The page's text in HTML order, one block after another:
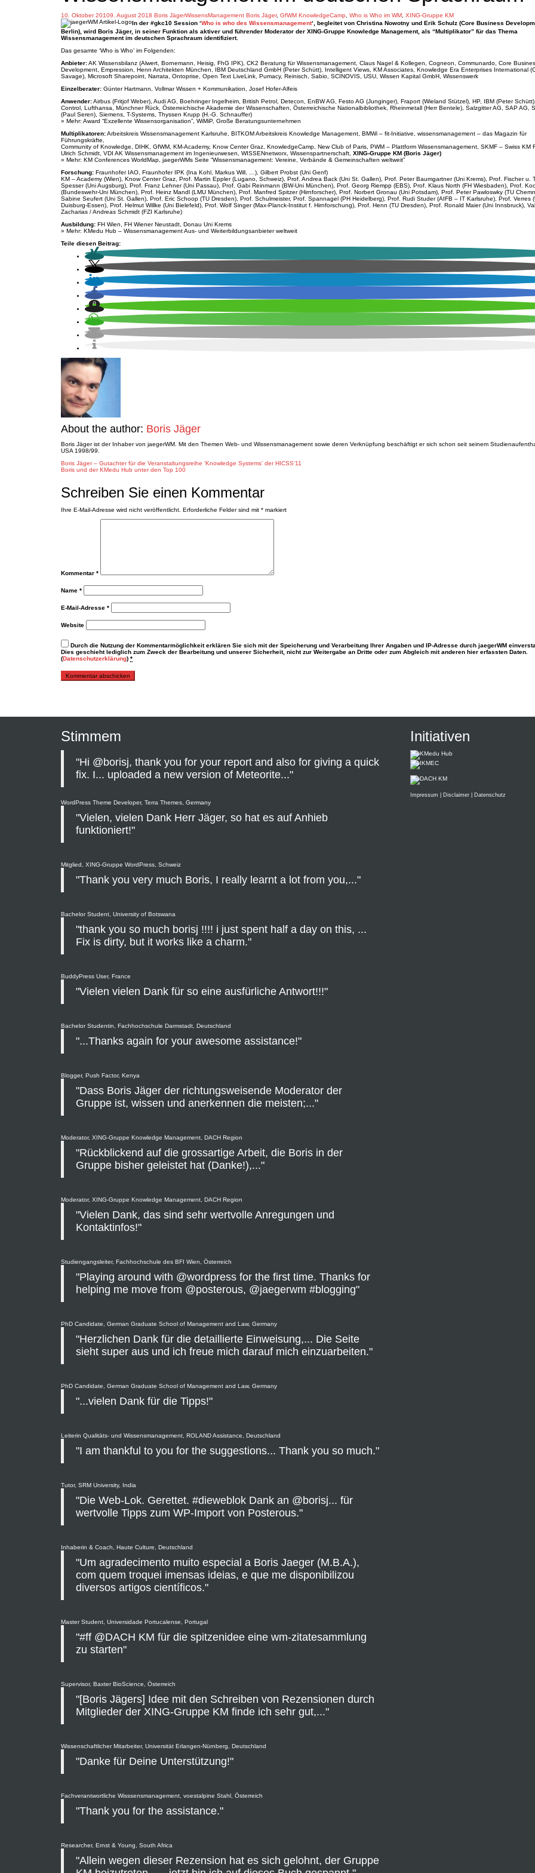
10. Oktober 20109. August 2018 Boris JägerWissensManagement Boris Jäger, GfWM KnowledgeCamp Who is Who im WM XING-Gruppe KM
In der #gkc10 Session ‘Who is who des Wissensmanagement‘, begleitet von Christina Nowotny und Erik Schulz (Core Business
Berlin), wird Boris Jäger, in seiner Funktion als aktiver und führender Moderator der XING-Gruppe Knowledge Management, als “Multiplikator” für das Thema
Wissensmanagement im deutschen Sprachraum identifiziert.
Das gesamte ‘Who is Who’ im Folgenden:
Anbieter:AK Wissensbilanz (Alwert, Bornemann, Heisig, FhG IPK), CK2 Beratung für Wissensmanagement, Claus Nagel & Kollegen, Cogneon, Communardo, Core
Development, Empression, Henn Architekten München, IBM Deutschland GmbH (Peter Schütt), Intelligent Views, KM Associates, Knowledge Era Enterprises International
Savage), Microsoft Sharepoint, Narrata, Ontoprise, Open Text LiveLink, Pumacy, Reinisch, Sabio, SCINOVIS, USU, Wissen Kapital GmbH, Wissenswerk
Einzelberater: Günter Hartmann, Vollmar Wissen + Kommunikation, Josef Hofer-Alfeis
Anwender:Airbus (Fritjof Weber), Audi AG, Boehringer Ingelheim, British Petrol, Detecon, EnBW AG, Festo AG (Junginger), Fraport (Wieland Stützel), HP, IBM (Peter
Control, Lufthansa, Münchner Rück, Österreichische Akademie der Wissenschaften, Österreichische Nationalbibliothek, Rheinmetall (Herr Bentele), Salzgitter AG, SAP AG,
(Paul Seren), Siemens, T-Systems, Thyssen Krupp (H.-G. Schnauffer)
» Mehr: Award “Exzellente Wissensorganisation”, WiMiP, Große Beratungsunternehmen
Multiplikatoren:Arbeitskreis Wissensmanagement Karlsruhe, BITKOM Arbeitskreis Knowledge Management, BMWi – fit-Initiative, wissensmanagement – das Magazin für
Führungskräfte,
Community of Knowledge, DIHK, GfWM, KM-Academy, Know Center Graz, KnowledgeCamp, New Club of Paris, PWM – Plattform Wissensmanagement, SKMF – Swiss KM
Ulrich Schmidt, VDI AK Wissensmanagement im Ingenieurwesen, WISSENnetworx, Wissenspartnerschaft, XING-Gruppe KM (Boris Jäger)
» Mehr: KM Conferences WorldMap, jaegerWMs Seite “Wissensmanagement: Vereine, Verbände & Gemeinschaften weltweit”
Forschung: Fraunhofer IAO, Fraunhofer IPK (Ina Kohl, Markus Will, …), Gilbert Probst (Uni Genf)
KM – Academy (Wien), Know Center Graz, Prof. Martin Eppler (Lugano, Schweiz), Prof. Andrea Back (Uni St. Gallen), Prof. Peter Baumgartner (Uni Krems), Prof. Fischer u.
Spesser (Uni Augsburg), Prof. Franz Lehner (Uni Passau), Prof. Gabi Reinmann (BW-Uni München), Prof. Georg Riempp (EBS), Prof. Klaus North (FH Wiesbaden), Prof.
(Bundeswehr-Uni München), Prof. Heinz Mandl (LMU München), Prof. Manfred Spitzer (Hirnforscher), Prof. Norbert Gronau (Uni Potsdam), Prof. Peter Pawloswky (TU
Sabine Seufert (Uni St. Gallen), Prof. Eric Schoop (TU Dresden), Prof. Schulmeister, Prof. Spannagel (PH Heidelberg), Prof. Rudi Studer (AIFB – IT Karlsruhe), Prof. Verres
Duisburg-Essen), Prof. Helmut Willke (Uni Bielefeld), Prof. Wolf Singer (Max-Planck-Institut f. Hirnforschung), Prof. Henn (TU Dresden), Prof. Ronald Maier (Uni Innsbruck),
Zacharias / Andreas Schmidt (FZI Karlsruhe)
Ausbildung: FH Wien, FH Wiener Neustadt, Donau Uni Krems
» Mehr: KMedu Hub – Wissensmanagement Aus- und Weiterbildungsanbieter weltweit
Teile diesen Beitrag:
About the author: Boris Jäger
Boris Jäger ist der Inhaber von jaegerWM. Mit den Themen Web- und Wissensmanagement sowie deren Verknüpfung beschäftigt er sich schon seit seinem
USA 1998/99.
Post
navigation
Boris Jäger – Gutachter für die Veranstaltungsreihe ‘Knowledge Systems’ der HICSS’11
Boris und der KMedu Hub unter den Top 100
Schreiben Sie einen Kommentar
Ihre E-Mail-Adresse wird nicht veröffentlicht. Erforderliche Felder sind mit * markiert
Kommentar *
Name *
E-Mail-Adresse *
Website
Durch die Nutzung der Kommentarmöglichkeit erklären Sie sich mit der Speicherung und Verarbeitung Ihrer Angaben und IP-Adresse durch jaegerWM
Dies geschieht lediglich zum Zweck der Bearbeitung und unserer Sicherheit, nicht zur Weitergabe an Dritte oder zum Abgleich mit anderen hier erfassten Daten.
(Datenschutzerklärung) *
Stimmem
"Hi @borisj, thank you for your report and also for giving a quick
fix. I... uploaded a new version of Meteorite..."
WordPress Theme Developer, Terra Themes, Germany
"Vielen, vielen Dank Herr Jäger, so hat es auf Anhieb
funktioniert!"
Mitglied, XING-Gruppe WordPress, Schweiz
"Thank you very much Boris, I really learnt a lot from you,..."
Bachelor Student, University of Botswana
"thank you so much borisj !!!! i just spent half a day on this, ...
Fix is dirty, but it works like a charm."
BuddyPress User, France
"Vielen vielen Dank für so eine ausfürliche Antwort!!!"
Bachelor Studentin, Fachhochschule Darmstadt, Deutschland
"...Thanks again for your awesome assistance!"
Blogger, Push Factor, Kenya
"Dass Boris Jäger der richtungsweisende Moderator der
Gruppe ist, wissen und anerkennen die meisten;..."
Moderator, XING-Gruppe Knowledge Management, DACH Region
"Rückblickend auf die grossartige Arbeit, die Boris in der
Gruppe bisher geleistet hat (Danke!),..."
Moderator, XING-Gruppe Knowledge Management, DACH Region
"Vielen Dank, das sind sehr wertvolle Anregungen und
Kontaktinfos!"
Studiengangsleiter, Fachhochschule des BFI Wien, Österreich
"Playing around with @wordpress for the first time. Thanks for
helping me move from @posterous, @jaegerwm #blogging"
PhD Candidate, German Graduate School of Management and Law, Germany
"Herzlichen Dank für die detaillierte Einweisung,... Die Seite
sieht super aus und ich freue mich darauf mich einzuarbeiten."
PhD Candidate, German Graduate School of Management and Law, Germany
"...vielen Dank für die Tipps!"
Leiterin Qualitäts- und Wissensmanagement, ROLAND Assistance, Deutschland
"I am thankful to you for the suggestions... Thank you so much."
Tutor, SRM University, India
"Die Web-Lok. Gerettet. #dieweblok Dank an @borisj... für
wertvolle Tipps zum WP-Import von Posterous."
Inhaberin & Coach, Haute Culture, Deutschland
"Um agradecimento muito especial a Boris Jaeger (M.B.A.),
com quem troquei imensas ideias, e que me disponibilizou
diversos artigos científicos."
Master Student, Universidade Portucalense, Portugal
"#ff @DACH KM für die spitzenidee eine wm-zitatesammlung
zu starten"
Supervisor, Baxter BioScience, Österreich
"[Boris Jägers] Idee mit den Schreiben von Rezensionen durch
Mitglieder der XING-Gruppe KM finde ich sehr gut,..."
Wissenschaftlicher Mitarbeiter, Universität Erlangen-Nürnberg, Deutschland
"Danke für Deine Unterstützung!"
Fachverantwortliche Wisssensmanagement, voestalpine Stahl, Österreich
"Thank you for the assistance."
Researcher, Ernst & Young, South Africa
"Allein wegen dieser Rezension hat es sich gelohnt, der Gruppe
Initiativen
Impressum Disclaimer Datenschutz